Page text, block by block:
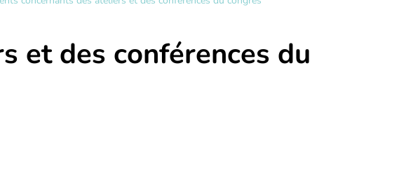
et des conférences du